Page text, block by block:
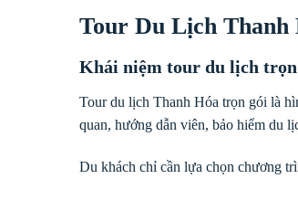
Tour Du Lịch Thanh
Khái niệm tour du lịch
Tour du lịch Thanh Hóa trọn gói là
quan, hướng dẫn viên, bảo hiểm du
Du khách chỉ cần lựa chọn chương